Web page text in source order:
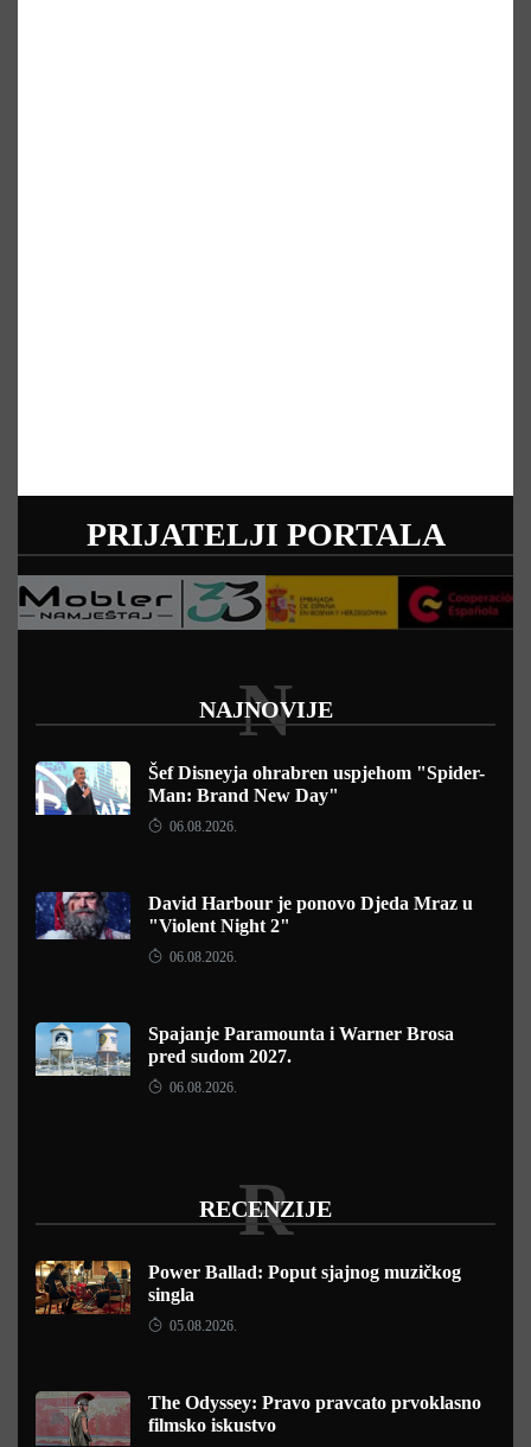
PRIJATELJI PORTALA
NAJNOVIJE
N
Šef Disneyja ohrabren uspjehom "Spider-
Man: Brand New Day"
06.08.2026.
David Harbour je ponovo Djeda Mraz u
"Violent Night 2"
06.08.2026.
Spajanje Paramounta i Warner Brosa
pred sudom 2027.
06.08.2026.
RECENZIJE
R
Power Ballad: Poput sjajnog muzičkog
singla
05.08.2026.
The Odyssey: Pravo pravcato prvoklasno
filmsko iskustvo